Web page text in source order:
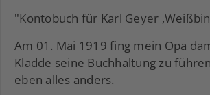
"Kontobuch für Karl Geyer
Am 01. Mai 1919 fing mein Opa
Kladde seine Buchhaltung zu
eben alles anders.